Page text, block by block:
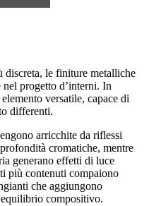
discreta, le finiture metalliche
progetto d’interni. In
versatile, capace di
differenti.
arricchite da riflessi
cromatiche, mentre
generano effetti di luce
più contenuti compaiono
che aggiungono
compositivo.